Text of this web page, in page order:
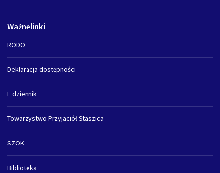
Ważnelinki
RODO
Deklaracja dostępności
E dziennik
Towarzystwo Przyjaciół Staszica
SZOK
Biblioteka